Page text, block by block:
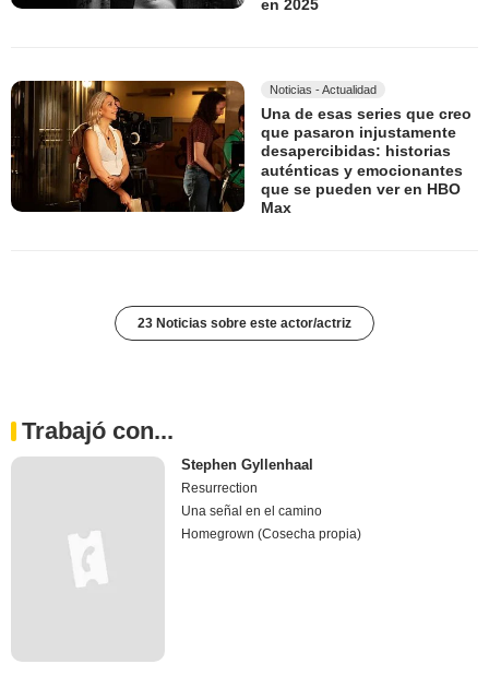
en 2025
Noticias - Actualidad
Una de esas series que creo
que pasaron injustamente
desapercibidas: historias
auténticas y emocionantes
que se pueden ver en HBO
Max
23 Noticias sobre este actor/actriz
Trabajó con...
Stephen Gyllenhaal
Resurrection
Una señal en el camino
Homegrown (Cosecha propia)